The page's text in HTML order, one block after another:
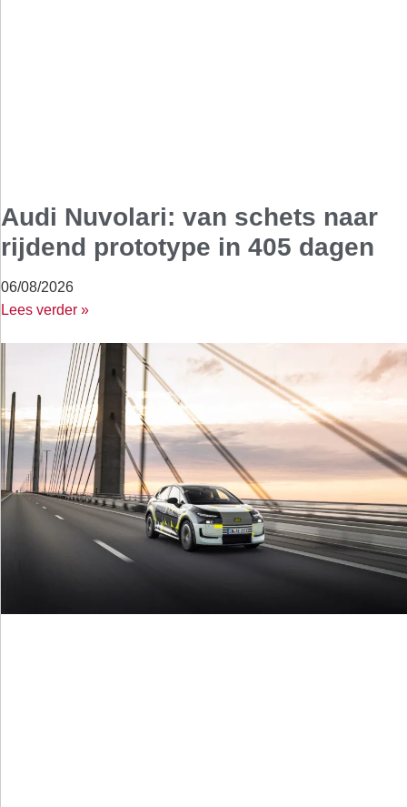
Audi Nuvolari: van schets naar
rijdend prototype in 405 dagen
06/08/2026
Lees verder »